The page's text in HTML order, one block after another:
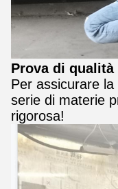
Prova di
Per assicurare
serie di materie
rigorosa!